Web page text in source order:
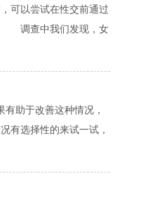
可以尝试在性交前通过
调查中我们发现，女
助于改善这种情况，
有选择性的来试一试，